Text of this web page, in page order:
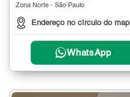
Zona Norte - São Paulo
Endereço no círculo do
WhatsApp